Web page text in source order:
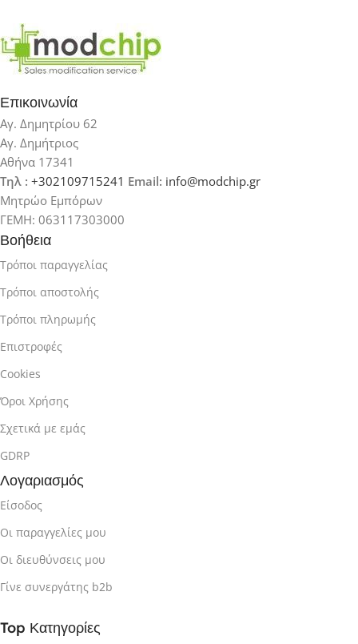
Επικοινωνία
Αγ. Δημητρίου 62
Αγ. Δημήτριος
Αθήνα 17341
Τηλ : +302109715241 Email: info@modchip.gr
Μητρώο Εμπόρων
ΓΕΜΗ: 063117303000
Βοήθεια
Τρόποι παραγγελίας
Τρόποι αποστολής
Τρόποι πληρωμής
Επιστροφές
Cookies
Όροι Χρήσης
Σχετικά με εμάς
GDRP
Λογαριασμός
Είσοδος
Οι παραγγελίες μου
Οι διευθύνσεις μου
Γίνε συνεργάτης b2b
Top Κατηγορίες